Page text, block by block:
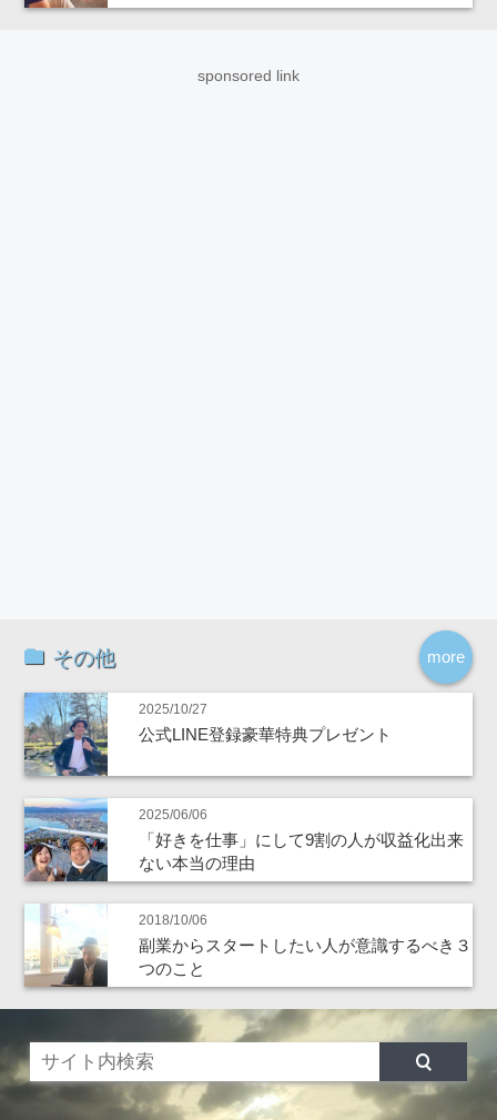
sponsored link
more
その他
2025/10/27
公式LINE登録豪華特典プレゼント
2025/06/06
「好きを仕事」にして9割の人が収益化出来
ない本当の理由
2018/10/06
副業からスタートしたい人が意識するべき３
つのこと